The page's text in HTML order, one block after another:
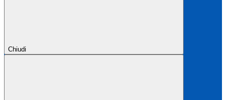
Chiudi